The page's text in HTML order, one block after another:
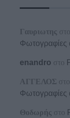
Γαυριωτης στο
Φωτογραφίες
enandro στο
ΑΓΓΕΛΟΣ στο
Φωτογραφίες
Θοδωρής στο